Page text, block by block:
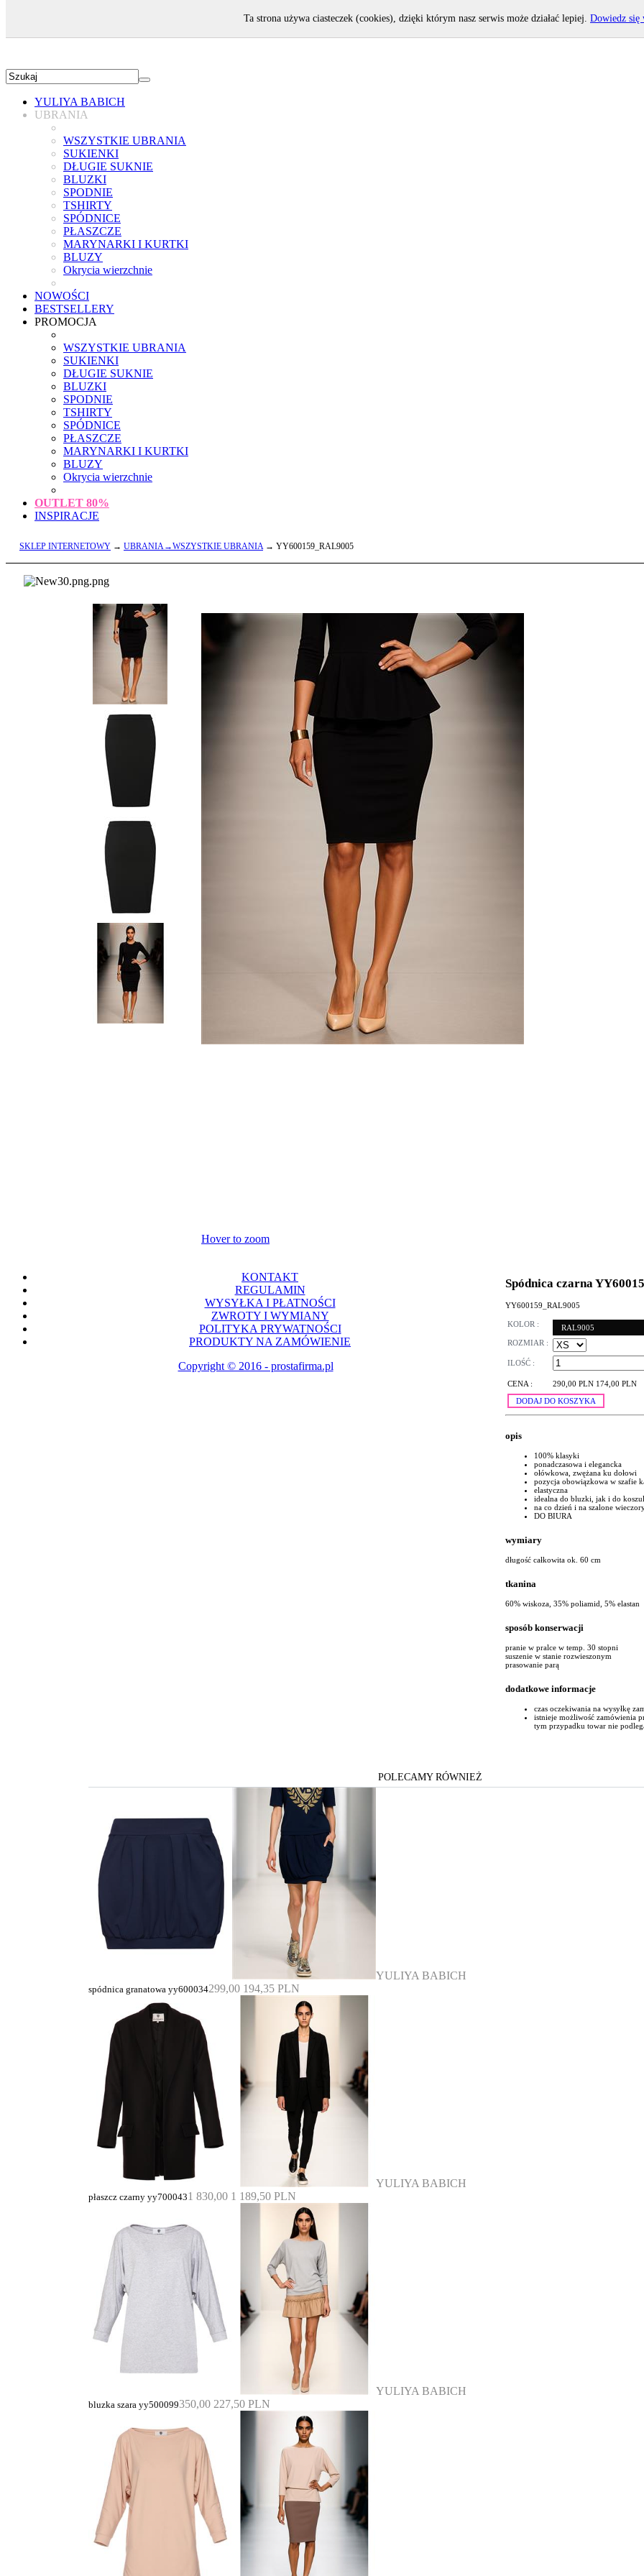
YULIYA BABICH
UBRANIA
WSZYSTKIE UBRANIA
SUKIENKI
DŁUGIE SUKNIE
BLUZKI
SPODNIE
TSHIRTY
SPÓDNICE
PŁASZCZE
MARYNARKI I KURTKI
BLUZY
Okrycia wierzchnie
NOWOŚCI
BESTSELLERY
PROMOCJA
WSZYSTKIE UBRANIA
SUKIENKI
DŁUGIE SUKNIE
BLUZKI
SPODNIE
TSHIRTY
SPÓDNICE
PŁASZCZE
MARYNARKI I KURTKI
BLUZY
Okrycia wierzchnie
OUTLET 80%
INSPIRACJE
SKLEP INTERNETOWY → UBRANIA→WSZYSTKIE UBRANIA→ YY600159_RAL9005
Hover to zoom
Spódnica czarna
YY600159_RAL9005
KOLOR :
RAL9005
ROZMIAR :
ILOŚĆ :
CENA : 290,00 PLN 174,00 PLN
DODAJ DO KOSZYKA
opis
100% klasyki
ponadczasowa i elegancka
ołówkowa, zwężana ku dołowi
pozycja obowiązkowa w szafie
elastyczna
idealna do bluzki, jak i do
na co dzień i na szalone
DO BIURA
wymiary
długość całkowita ok. 60 cm
tkanina
60% wiskoza, 35% poliamid, 5% elastan
sposób konserwacji
pranie w pralce w temp. 30 stopni
suszenie w stanie rozwieszonym
prasowanie parą
dodatkowe informacje
czas oczekiwania na wysyłkę
istnieje możliwość zamówienia
tym przypadku towar nie
POLECAMY RÓWNIEŻ
YULIYA BABICH
spódnica granatowa yy600034299,00 194,35 PLN
YULIYA BABICH
płaszcz czarny yy7000431 830,00 1 189,50 PLN
YULIYA BABICH
bluzka szara yy500099350,00 227,50 PLN
KONTAKT
REGULAMIN
WYSYŁKA I PŁATNOŚCI
ZWROTY I WYMIANY
POLITYKA PRYWATNOŚCI
PRODUKTY NA ZAMÓWIENIE
Copyright © 2016 - prostafirma.pl
Ta strona używa ciasteczek (cookies), dzięki którym nasz serwis może działać lepiej. Dowiedz się